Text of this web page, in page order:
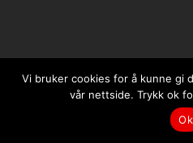
Hjem
Vi bruker cookies for å kunne gi
vår nettside. Trykk ok
Ok